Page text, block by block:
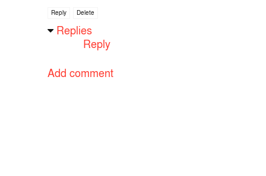
Reply Delete
Replies
Reply
Add comment